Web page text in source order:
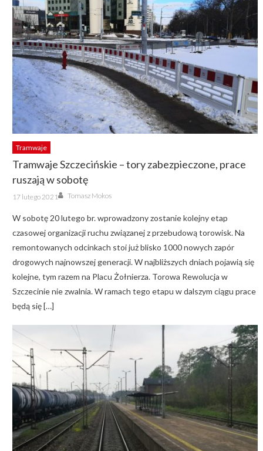
Tramwaje
Tramwaje Szczecińskie – tory zabezpieczone, prace
ruszają w sobotę
Posted
on
17 lutego 2021 Author
Tomasz Mokos
W sobotę 20 lutego br. wprowadzony zostanie kolejny etap
czasowej organizacji ruchu związanej z przebudową torowisk. Na
remontowanych odcinkach stoi już blisko 1000 nowych zapór
drogowych najnowszej generacji. W najbliższych dniach pojawią się
kolejne, tym razem na Placu Żołnierza. Torowa Rewolucja w
Szczecinie nie zwalnia. W ramach tego etapu w dalszym ciągu prace
będą się […]